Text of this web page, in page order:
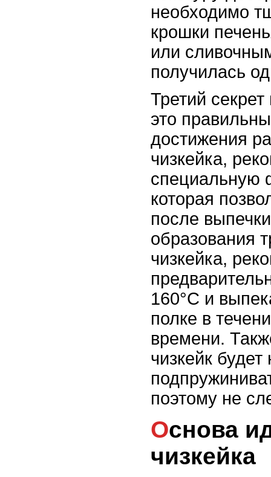
необходимо
крошки
или
получилась
Третий
это
достижения
чизкейка,
специальную
которая
после
образования
чизкейка,
160°C и
полке в
времени.
чизкейк будет
поэтому не
Основа идеального
чизкейка